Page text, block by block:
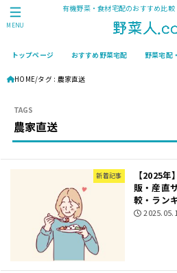
有機野菜・食材宅配のおすすめ比
トップページ おすすめ野菜宅配 野菜宅配
MENU
HOME タグ : 農家直送
農家直送
新着記事
【2025
販・産直
較・ラン